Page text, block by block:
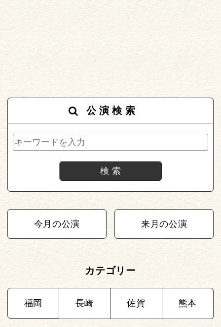
公演検索
今月の公演 来月の公演
カテゴリー
福岡 長崎 佐賀 熊本